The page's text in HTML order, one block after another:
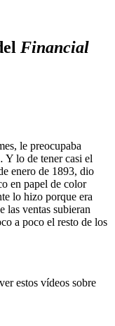
Financial
le preocupaba
lo de tener casi el
enero de 1893, dio
en papel de color
lo hizo porque era
las ventas subieran
a poco el resto de los
estos vídeos sobre